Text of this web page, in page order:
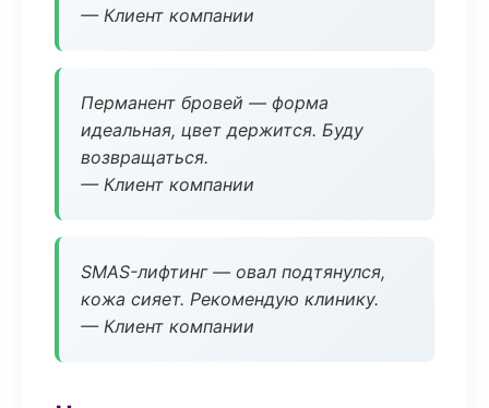
— Клиент компании
Перманент бровей — форма
идеальная, цвет держится. Буду
возвращаться.
— Клиент компании
SMAS-лифтинг — овал подтянулся,
кожа сияет. Рекомендую клинику.
— Клиент компании